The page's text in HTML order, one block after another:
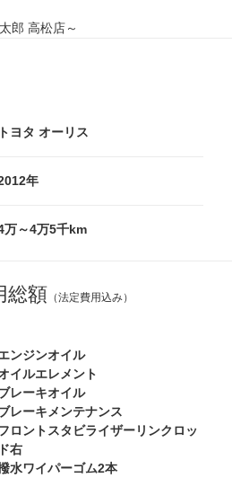
郎 高松店～
トヨタ オーリス
年
万～4万5千km
総額 （法定費用込み）
ンジンオイル
イルエレメント
レーキオイル
レーキメンテナンス
ロントスタビライザーリンクロッ
ド右
水ワイパーゴム2本